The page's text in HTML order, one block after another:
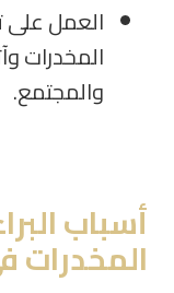
العمل
المخدرات
والمجتمع.
أسباب
المخدرات